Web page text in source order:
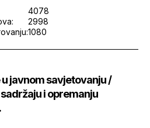
4078
2998
1080
javnom savjetovanju /
i opremanju